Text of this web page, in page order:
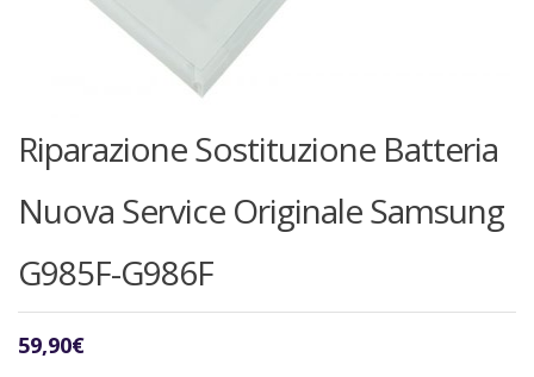
Riparazione Sostituzione Batteria
Nuova Service Originale Samsung
G985F-G986F
59,90€